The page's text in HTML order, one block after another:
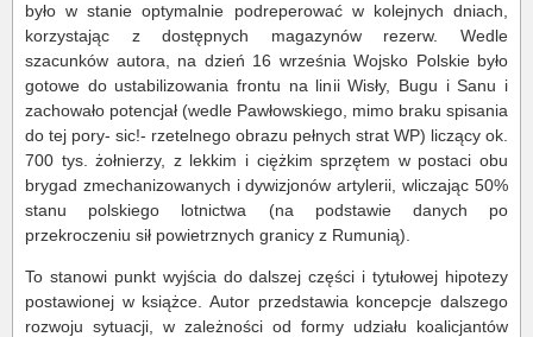
było w stanie optymalnie podreperować w kolejnych dniach,
korzystając z dostępnych magazynów rezerw. Wedle
szacunków autora, na dzień 16 września Wojsko Polskie było
gotowe do ustabilizowania frontu na linii Wisły, Bugu i Sanu i
zachowało potencjał (wedle Pawłowskiego, mimo braku spisania
do tej pory- sic!- rzetelnego obrazu pełnych strat WP) liczący ok.
700 tys. żołnierzy, z lekkim i ciężkim sprzętem w postaci obu
brygad zmechanizowanych i dywizjonów artylerii, wliczając 50%
stanu polskiego lotnictwa (na podstawie danych po
przekroczeniu sił powietrznych granicy z Rumunią).
To stanowi punkt wyjścia do dalszej części i tytułowej hipotezy
postawionej w książce. Autor przedstawia koncepcje dalszego
rozwoju sytuacji, w zależności od formy udziału koalicjantów